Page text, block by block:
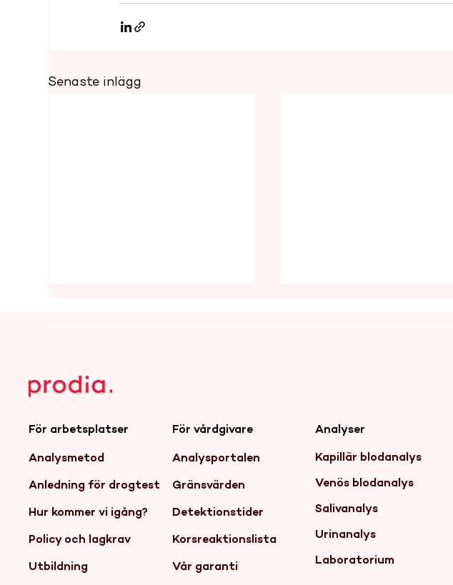
Senaste inlägg
“Det är väl semester” –
eller?
Positiva drogtester på
jobbet – vanligare än man
tror.
För arbetsplatser
Analysmetod
Anledning för drogtest
Hur kommer vi igång?
Policy och lagkrav
Utbildning
För vårdgivare
Analysportalen
Gränsvärden
Detektionstider
Korsreaktionslista
Vår garanti
Analyser
Kapillär blodanalys
Venös blodanalys
Salivanalys
Urinanalys
Laboratorium